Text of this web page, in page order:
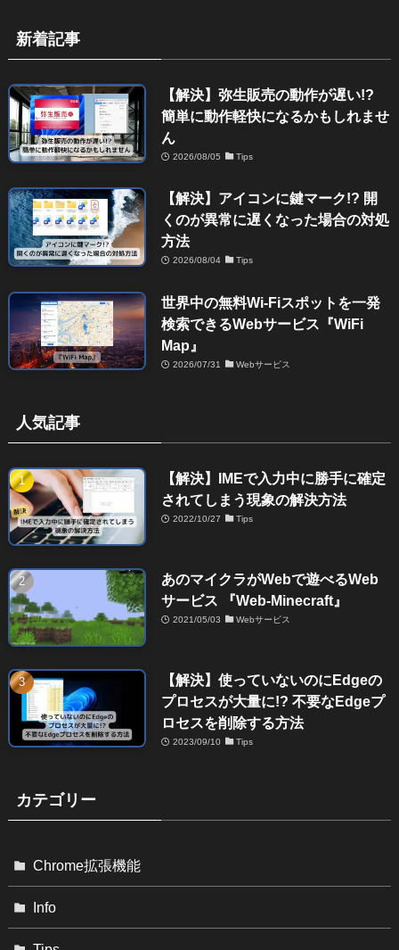
新着記事
【解決】弥生販売の動作が遅い!?
簡単に動作軽快になるかもしれませ
ん
2026/08/05 Tips
【解決】アイコンに鍵マーク!? 開
くのが異常に遅くなった場合の対処
方法
2026/08/04 Tips
世界中の無料Wi-Fiスポットを一発
検索できるWebサービス『WiFi
Map』
2026/07/31 Webサービス
人気記事
【解決】IMEで入力中に勝手に確定
されてしまう現象の解決方法
2022/10/27 Tips
あのマイクラがWebで遊べるWeb
サービス 『Web-Minecraft』
2021/05/03 Webサービス
【解決】使っていないのにEdgeの
プロセスが大量に!? 不要なEdgeプ
ロセスを削除する方法
2023/09/10 Tips
カテゴリー
Chrome拡張機能
Info